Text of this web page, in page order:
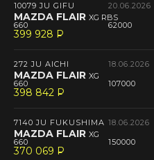
10079 JU GIFU 20.06.2026
MAZDA FLAIR XG RBS
660 62000
399 928 P
--
272 JU AICHI 18.06.2026
MAZDA FLAIR XG
660 107000
398 842 P
--
7140 JU FUKUSHIMA 18.06.2026
MAZDA FLAIR XG
660 150000
370 069 P
--